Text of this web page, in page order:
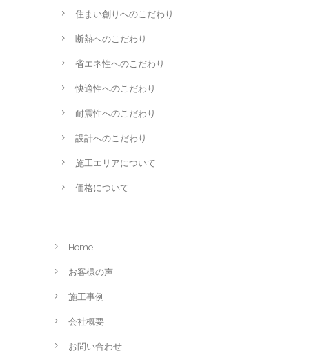
住まい創りへのこだわり
断熱へのこだわり
省エネ性へのこだわり
快適性へのこだわり
耐震性へのこだわり
設計へのこだわり
施工エリアについて
価格について
Home
お客様の声
施工事例
会社概要
お問い合わせ